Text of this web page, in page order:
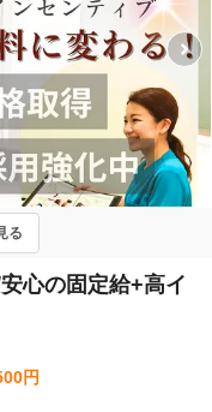
る
心の固定給+高イ
円